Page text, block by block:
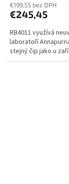
€199,55 bez DPH
€245,45
RB4011 využívá
laboratoří
stejný čip jako u